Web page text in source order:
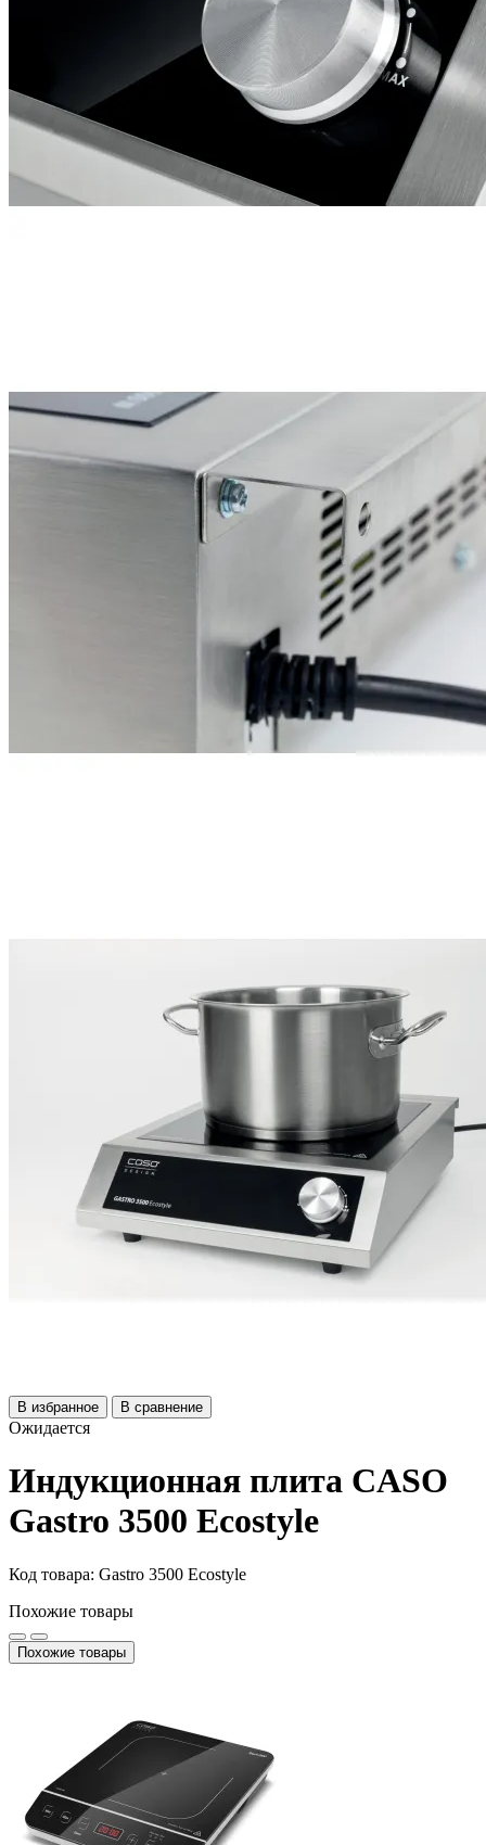
В избранное В сравнение
Ожидается
Индукционная плита CASO
Gastro 3500 Ecostyle
Код товара: Gastro 3500 Ecostyle
Похожие товары
Похожие товары